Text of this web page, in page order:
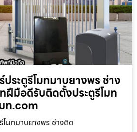
ประตูรีโมทมาบยางพร ช่าง
ฝีมือดีรับติดตั้งประตูรีโมท
ท.com
โมทมาบยางพร ช่างติด